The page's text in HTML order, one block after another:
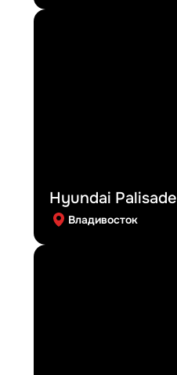
Hyundai Palisade
Владивосток